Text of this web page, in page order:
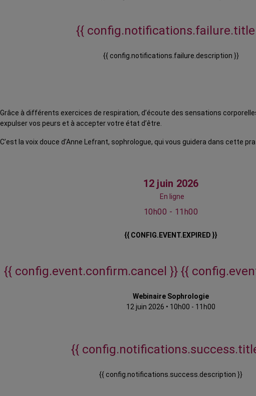
{{
{{ config.notifications.failure.description }}
Grâce à différents exercices de respiration, d’écoute des sensations
expulser vos peurs et à accepter votre état d’être.
C’est la voix douce d’Anne Lefrant, sophrologue, qui vous guidera dans cette
12 juin 2026
En ligne
10h00 - 11h00
{{ CONFIG.EVENT.EXPIRED }}
{{ config.event.confirm.cancel }} {{
Webinaire Sophrologie
12 juin 2026 • 10h00 - 11h00
{{
{{ config.notifications.success.description }}